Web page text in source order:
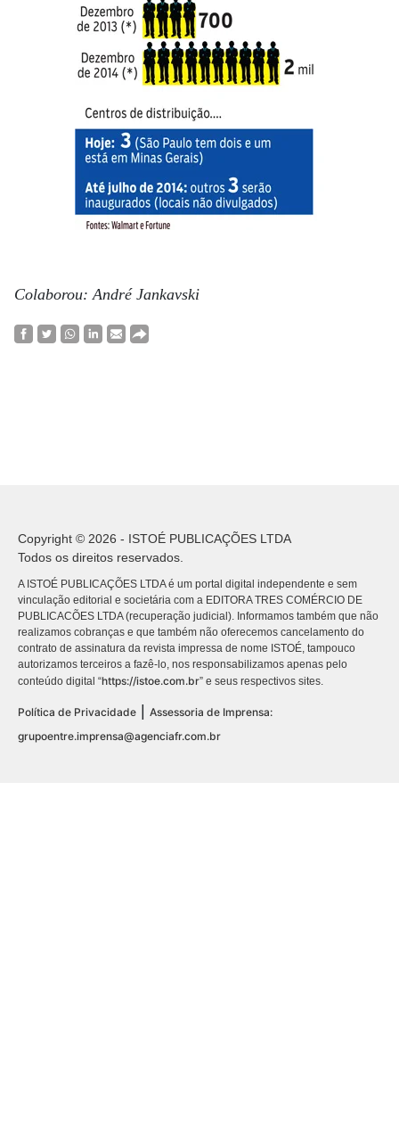
Colaborou: André Jankavski
Copyright © 2026 - ISTOÉ PUBLICAÇÕES LTDA
Todos os direitos reservados.
A ISTOÉ PUBLICAÇÕES LTDA é um portal digital independente e sem
vinculação editorial e societária com a EDITORA TRES COMÉRCIO DE
PUBLICACÕES LTDA (recuperação judicial). Informamos também que não
realizamos cobranças e que também não oferecemos cancelamento do
contrato de assinatura da revista impressa de nome ISTOÉ, tampouco
autorizamos terceiros a fazê-lo, nos responsabilizamos apenas pelo
conteúdo digital “https://istoe.com.br” e seus respectivos sites.
Política de Privacidade
Assessoria de Imprensa:
grupoentre.imprensa@agenciafr.com.br